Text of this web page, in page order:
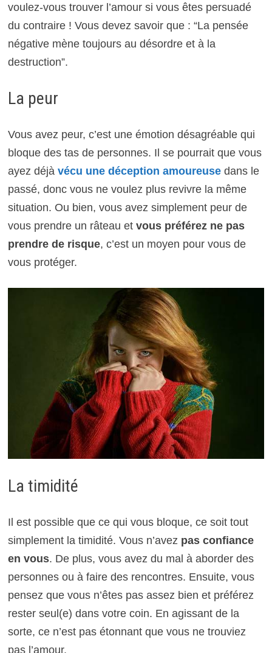
voulez-vous trouver l’amour si vous êtes persuadé
du contraire ! Vous devez savoir que : “La pensée
négative mène toujours au désordre et à la
destruction”.
La peur
Vous avez peur, c’est une émotion désagréable qui
bloque des tas de personnes. Il se pourrait que vous
ayez déjà vécu une déception amoureusedans le
passé, donc vous ne voulez plus revivre la même
situation. Ou bien, vous avez simplement peur de
vous prendre un râteau et vous préférez ne pas
prendre de risque, c’est un moyen pour vous de
vous protéger.
La timidité
Il est possible que ce qui vous bloque, ce soit tout
simplement la timidité. Vous n’avez pas confiance
en vous. De plus, vous avez du mal à aborder des
personnes ou à faire des rencontres. Ensuite, vous
pensez que vous n’êtes pas assez bien et préférez
rester seul(e) dans votre coin. En agissant de la
sorte, ce n’est pas étonnant que vous ne trouviez
pas l’amour.